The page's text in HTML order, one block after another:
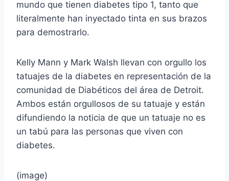
mundo que tienen diabetes tipo 1, tanto que
literalmente han inyectado tinta en sus brazos
para demostrarlo.
Kelly Mann y Mark Walsh llevan con orgullo los
tatuajes de la diabetes en representación de la
comunidad de Diabéticos del área de Detroit.
Ambos están orgullosos de su tatuaje y están
difundiendo la noticia de que un tatuaje no es
un tabú para las personas que viven con
diabetes.
(image)